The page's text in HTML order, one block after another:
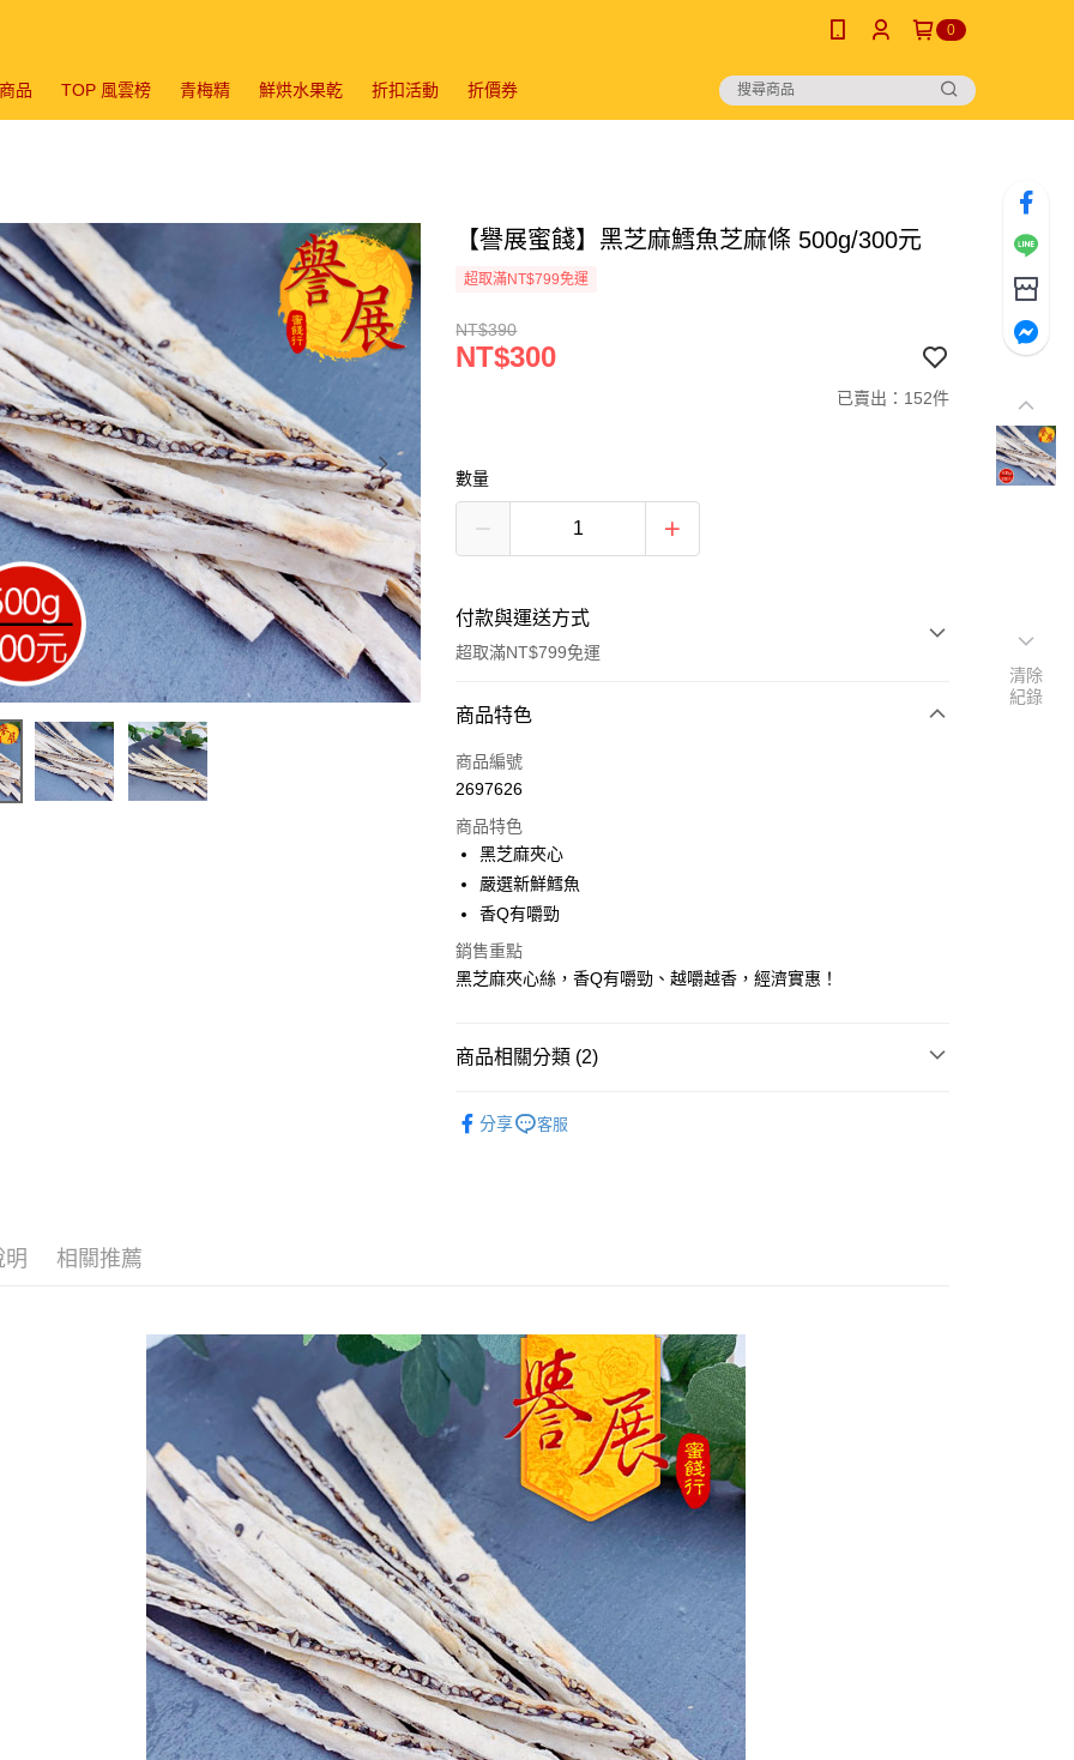
0
品 TOP 風雲榜 青梅精 鮮烘水果乾 折扣活動 折價券
【譽展蜜餞】黑芝麻鱈魚芝麻條 500g/300元
超取滿NT$799免運
NT$390
NT$300
已賣出：152件
數量
付款與運送方式
超取滿NT$799免運
付款方式
信用卡一次付款
LINE Pay
Apple Pay
悠遊付
全盈+PAY
ATM付款
每筆NT$60，滿NT$799(含以上)免運費
7-11取貨付款
每筆NT$60，滿NT$799(含以上)免運費
付款後7-11取貨
每筆NT$60，滿NT$799(含以上)免運費
宅配到家
每筆NT$150，滿NT$1,399(含以上)免運費
澎湖金門馬祖宅配到家
每筆NT$250
付款後門市自取
免運費
商品特色
商品編號
2697626
商品特色
黑芝麻夾心
嚴選新鮮鱈魚
香Q有嚼勁
銷售重點
黑芝麻夾心絲，香Q有嚼勁、越嚼越香，經濟實惠！
商品相關分類 (2)
分享 客服
明 相關推薦
清除
紀錄